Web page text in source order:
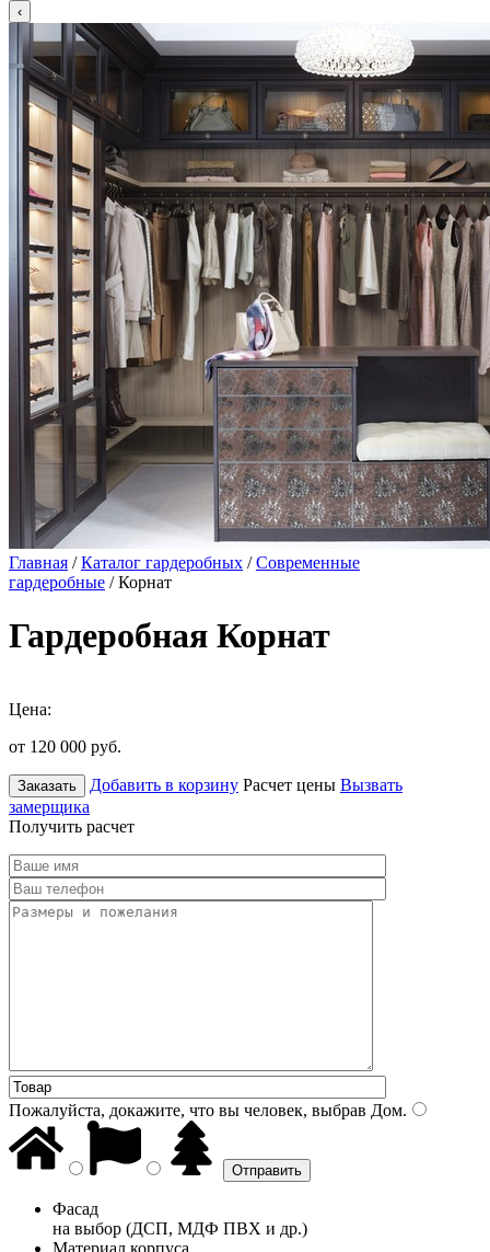
Главная /Каталог гардеробных /Современные
гардеробные / Корнат
Гардеробная Корнат
Цена:
от 120 000 руб.
Заказать Добавить в корзину Расчет цены Вызвать
замерщика
Получить расчет
Пожалуйста, докажите, что вы человек, выбрав Дом.
Фасад
на выбор (ДСП, МДФ ПВХ и др.)
Материал корпуса